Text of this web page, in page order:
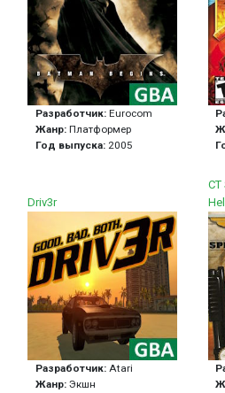
Разработчик: Eurocom
Жанр: Платформер
Год выпуска: 2005
Driv3r
Разработчик: Atari
Жанр: Экшн